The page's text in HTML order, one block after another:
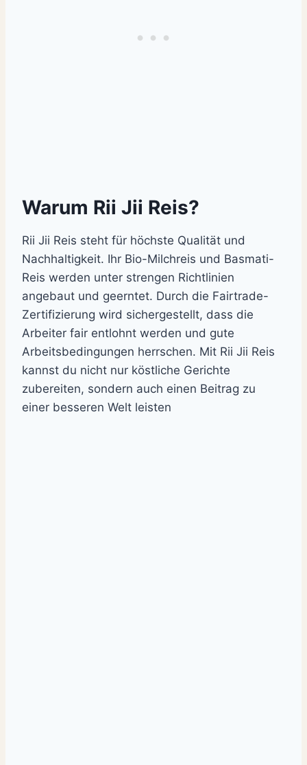
Warum Rii Jii Reis?
Rii Jii Reis steht für höchste Qualität und
Nachhaltigkeit. Ihr Bio-Milchreis und Basmati-
Reis werden unter strengen Richtlinien
angebaut und geerntet. Durch die Fairtrade-
Zertifizierung wird sichergestellt, dass die
Arbeiter fair entlohnt werden und gute
Arbeitsbedingungen herrschen. Mit Rii Jii Reis
kannst du nicht nur köstliche Gerichte
zubereiten, sondern auch einen Beitrag zu
einer besseren Welt leisten